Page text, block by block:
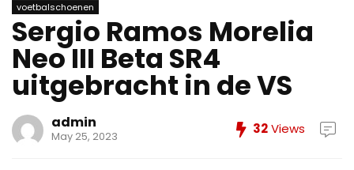
voetbalschoenen
Sergio Ramos Morelia
Neo III Beta SR4
uitgebracht in de VS
admin
May 25, 2023 32Views